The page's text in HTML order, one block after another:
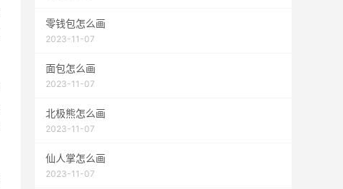
零钱包怎么画
2023-11-07
面包怎么画
2023-11-07
北极熊怎么画
2023-11-07
仙人掌怎么画
2023-11-07